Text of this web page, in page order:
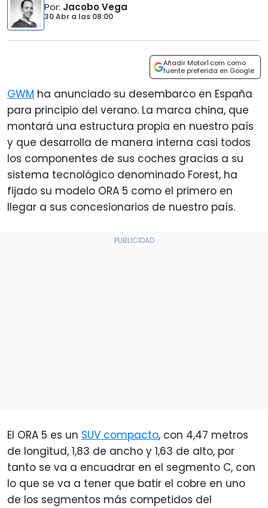
Por: Jacobo Vega
30 Abr a las 08:00
Añadir Motor1.com como
fuente preferida en Google
GWM ha anunciado su desembarco en España
para principio del verano. La marca china, que
montará una estructura propia en nuestro país
y que desarrolla de manera interna casi todos
los componentes de sus coches gracias a su
sistema tecnológico denominado Forest, ha
fijado su modelo ORA 5 como el primero en
llegar a sus concesionarios de nuestro país.
El ORA 5 es un SUV compacto, con 4,47 metros
de longitud, 1,83 de ancho y 1,63 de alto, por
tanto se va a encuadrar en el segmento C, con
lo que se va a tener que batir el cobre en uno
de los segmentos más competidos del